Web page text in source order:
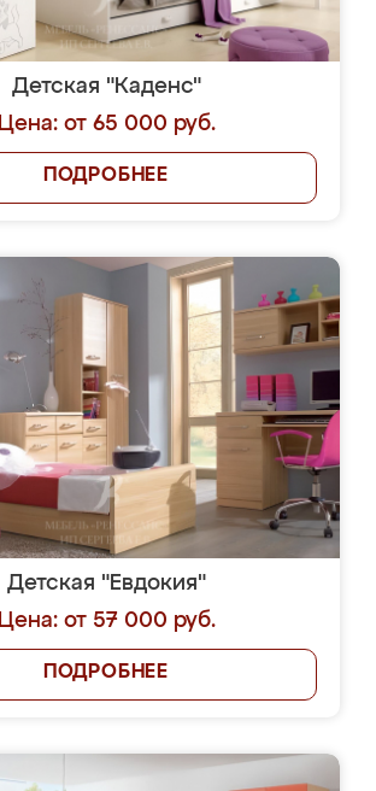
Детская "Каденс"
Цена: от 65 000 руб.
ПОДРОБНЕЕ
Детская "Евдокия"
Цена: от 57 000 руб.
ПОДРОБНЕЕ